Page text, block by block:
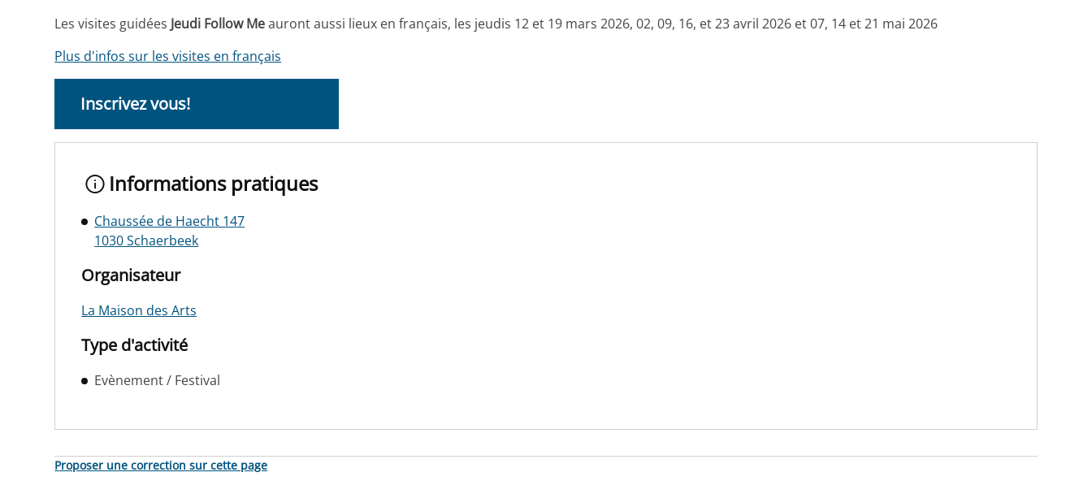
Les visites guidées Jeudi Follow Meauront aussi lieux en français, les jeudis 12 et 19 mars 2026, 02, 09, 16, et 23 avril 2026 et 07, 14 et 21 mai 2026
Plus d'infos sur les visites en français
Inscrivez vous!
Informations pratiques
Chaussée de Haecht 147
1030 Schaerbeek
Organisateur
La Maison des Arts
Type d'activité
Evènement / Festival
Proposer une correction sur cette page